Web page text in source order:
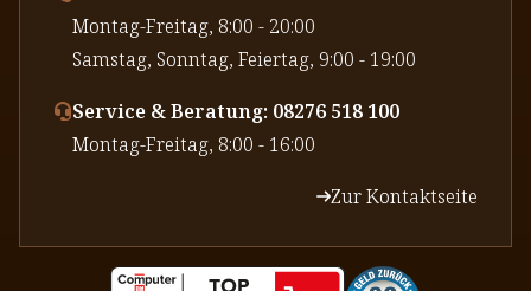
⁠Montag-Freitag, 8:00 - 20:00
⁠Samstag, Sonntag, Feiertag, 9:00 - 19:00
Service & Beratung: 08276 518 100
⁠Montag-Freitag, 8:00 - 16:00
Zur Kontaktseite